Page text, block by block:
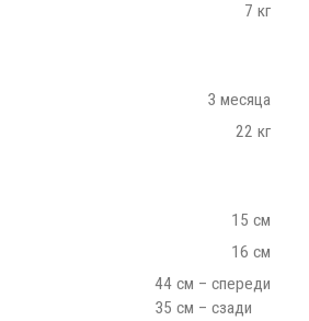
7 кг
3 месяца
22 кг
15 см
16 см
44 см – спереди
35 см – сзади